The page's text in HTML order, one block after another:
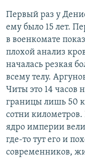
Первый раз у
ему было 15 лет.
в военкомате
плохой анализ
началась резкая
всему телу.
Читы это 14 часов
границы лишь 50
сотни
ядро империи
где-то тут его и
современников,